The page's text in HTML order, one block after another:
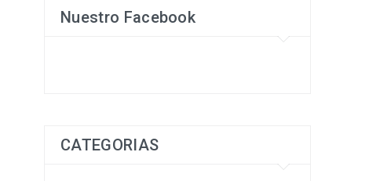
Nuestro Facebook
CATEGORIAS